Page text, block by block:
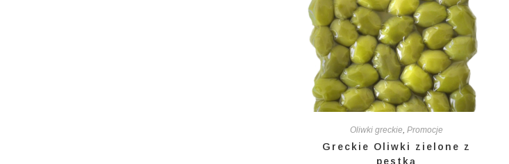
Oliwki greckie,Promocje
Greckie Oliwki zielone z
pestką